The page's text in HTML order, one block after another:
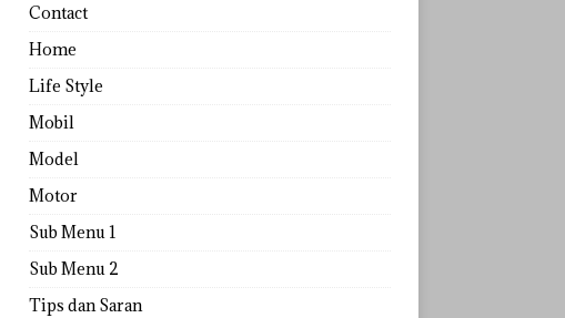
Contact
Home
Life Style
Mobil
Model
Motor
Sub Menu 1
Sub Menu 2
Tips dan Saran